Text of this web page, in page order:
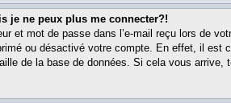
je ne peux plus me connecter?!
et mot de passe dans l’e-mail reçu lors de
ou désactivé votre compte. En effet, il est
de la base de données. Si cela vous arrive,